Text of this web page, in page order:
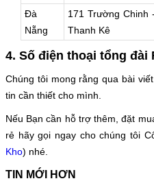
Đà
Nẵng
171 Trường Chinh
Thanh Kê
4. Số điện thoại tổng đài
Chúng tôi mong rằng qua bài
tin cần thiết cho mình.
Nếu Bạn cần hỗ trợ thêm, đặt
rẻ hãy gọi ngay cho chúng tôi
Kho) nhé.
TIN MỚI HƠN